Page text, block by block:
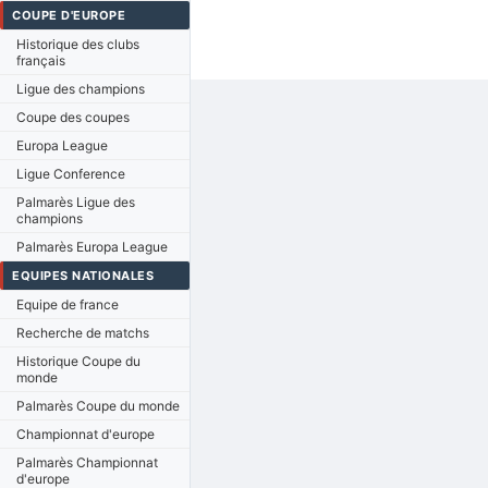
COUPE D'EUROPE
Historique des clubs
français
Ligue des champions
Coupe des coupes
Europa League
Ligue Conference
Palmarès Ligue des
champions
Palmarès Europa League
EQUIPES NATIONALES
Equipe de france
Recherche de matchs
Historique Coupe du
monde
Palmarès Coupe du monde
Championnat d'europe
Palmarès Championnat
d'europe